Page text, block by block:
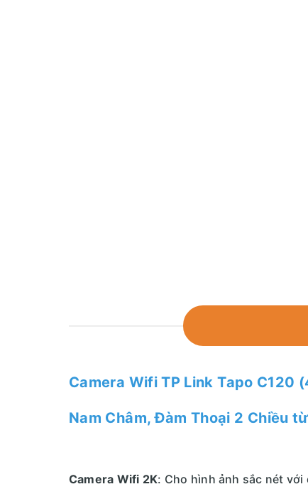
Camera Wifi TP Link Tapo C120
Nam Châm, Đàm Thoại 2 Chiều
Camera Wifi 2K: Cho hình ảnh sắc nét